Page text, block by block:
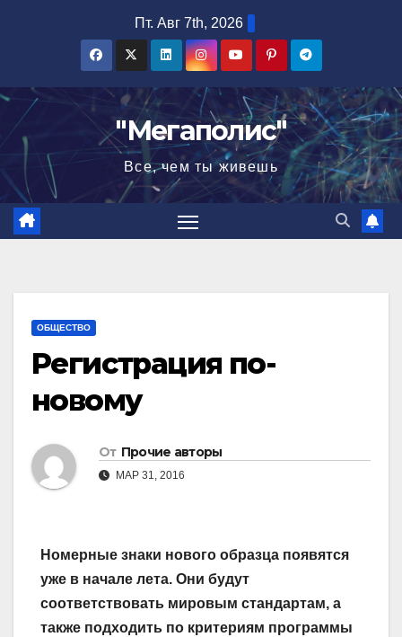
Пт. Авг 7th, 2026
"Мегаполис"
Все, чем ты живешь
ОБЩЕСТВО
Регистрация по-
новому
От Прочие авторы
МАР 31, 2016
Номерные знаки нового образца появятся
уже в начале лета. Они будут
соответствовать мировым стандартам, а
также подходить по критериям программы